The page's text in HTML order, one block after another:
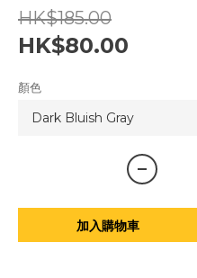
HK$185.00
HK$80.00
顏色
加入購物車